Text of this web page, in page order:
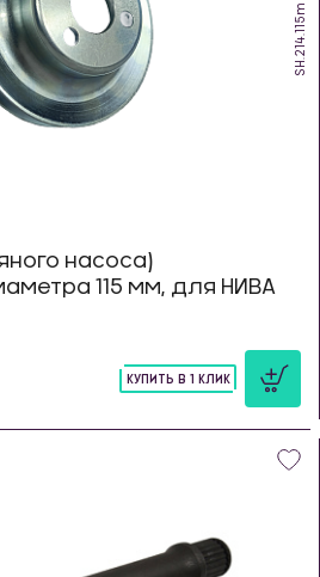
SH.214.115m
насоса)
115 мм, для НИВА
КУПИТЬ В 1 КЛИК